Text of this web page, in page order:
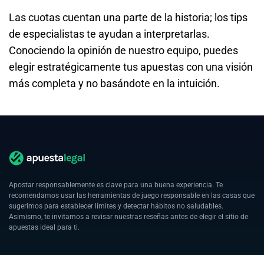
Las cuotas cuentan una parte de la historia; los tips
de especialistas te ayudan a interpretarlas.
Conociendo la opinión de nuestro equipo, puedes
elegir estratégicamente tus apuestas con una visión
más completa y no basándote en la intuición.
Apostar responsablemente es clave para una buena experiencia. Te
recomendamos usar las herramientas de juego responsable en las casas que
sugerimos para establecer límites y detectar hábitos no saludables.
Asimismo, te invitamos a revisar nuestras reseñas antes de elegir el sitio de
apuestas ideal para ti.